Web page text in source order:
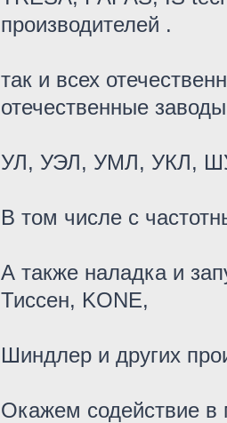
производителей .
так и всех
отечественные
УЛ, УЭЛ, УМЛ, УКЛ,
В том числе с
А также наладка и
Тиссен, KONE,
Шиндлер и других
Окажем содействие в